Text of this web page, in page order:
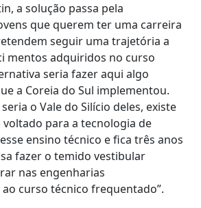
a solução passa pela
que querem ter uma carreira
seguir uma trajetória a
mentos adquiridos no curso
seria fazer aqui algo
a Coreia do Sul implementou.
o Vale do Silício deles, existe
para a tecnologia de
ensino técnico e fica três anos
fazer o temido vestibular
nas engenharias
curso técnico frequentado”.